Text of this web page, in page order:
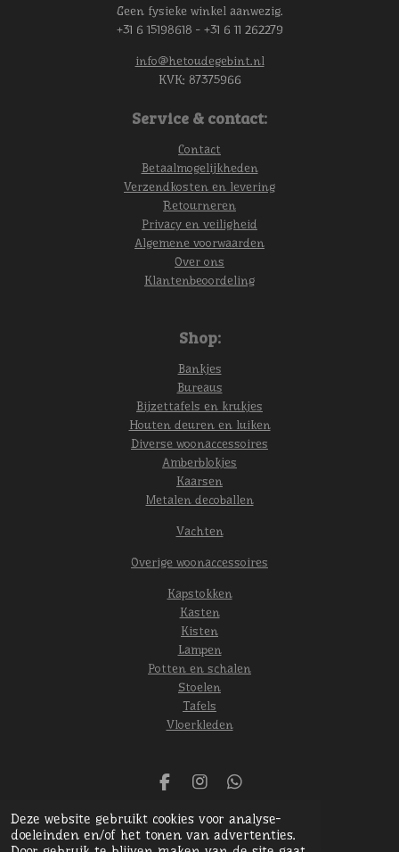
Deze website gebruikt cookies voor analyse-
doeleinden en/of het tonen van advertenties.
Geen fysieke winkel aanwezig.
+31 6 15198618 - +31 6 11 262279
info@hetoudegebint.nl
KVK: 87375966
Service & contact:
Contact
Betaalmogelijkheden
Verzendkosten en levering
Retourneren
Privacy en veiligheid
Algemene voorwaarden
Over ons
Klantenbeoordeling
Shop:
Bankjes
Bureaus
Bijzettafels en krukjes
Houten deuren en luiken
Diverse woonaccessoires
Amberblokjes
Kaarsen
Metalen decoballen
Vachten
Overige woonaccessoires
Kapstokken
Kasten
Kisten
Lampen
Potten en schalen
Stoelen
Tafels
Vloerkleden
F
c
e
I
s
t
W
a
t
Powered by JouwWeb